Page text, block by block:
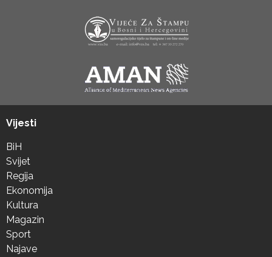
Vijesti
BiH
Svijet
Regija
Ekonomija
Kultura
Magazin
Sport
Najave